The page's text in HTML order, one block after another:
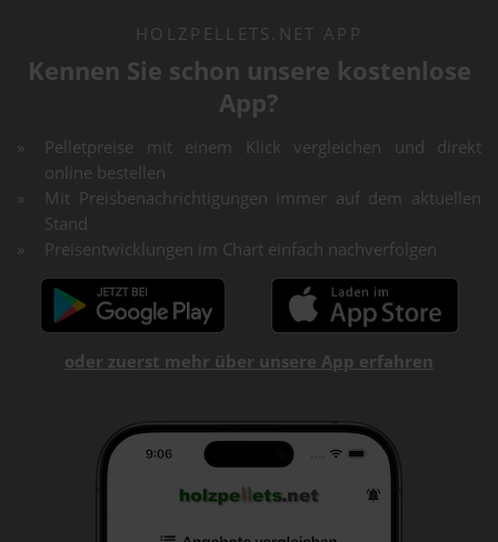
HOLZPELLETS.NET APP
Kennen Sie schon unsere kostenlose
App?
Pelletpreise mit einem Klick vergleichen und direkt
online bestellen
Mit Preisbenachrichtigungen immer auf dem aktuellen
Stand
Preisentwicklungen im Chart einfach nachverfolgen
oder zuerst mehr über unsere App erfahren